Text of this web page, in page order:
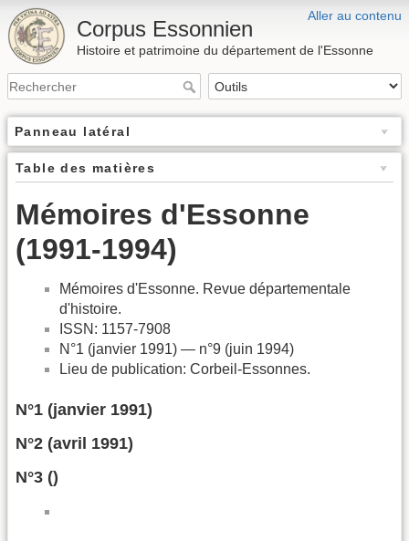
Aller au contenu
Corpus Essonnien
Histoire et patrimoine du département de l'Essonne
Panneau latéral
Table des matières
Mémoires d'Essonne
(1991-1994)
Mémoires d'Essonne. Revue départementale
d'histoire.
ISSN: 1157-7908
N°1 (janvier 1991) — n°9 (juin 1994)
Lieu de publication: Corbeil-Essonnes.
N°1 (janvier 1991)
N°2 (avril 1991)
N°3 ()